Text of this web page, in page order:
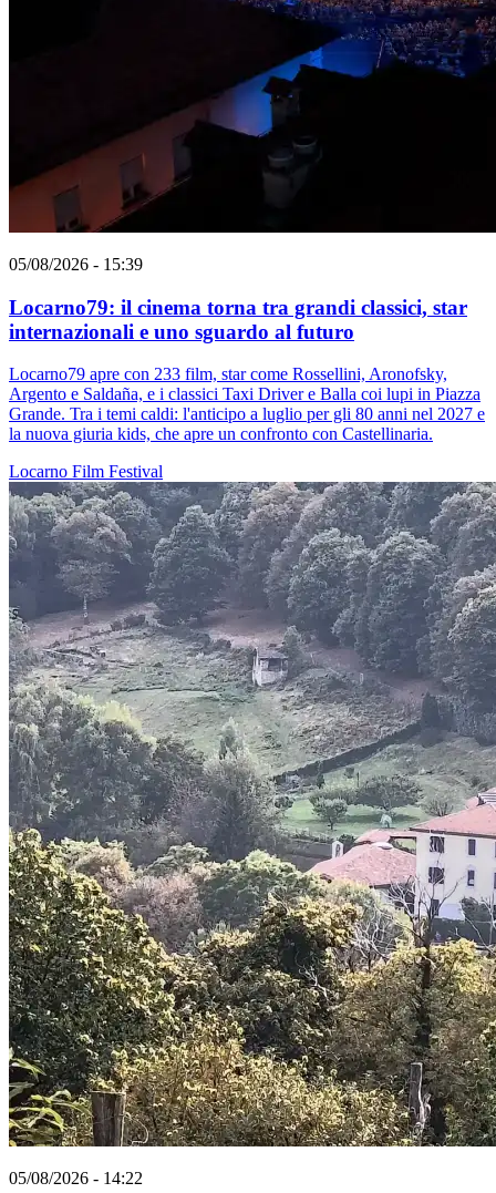
05/08/2026 - 15:39
Locarno79: il cinema torna tra grandi classici, star
internazionali e uno sguardo al futuro
Locarno79 apre con 233 film, star come Rossellini, Aronofsky,
Argento e Saldaña, e i classici Taxi Driver e Balla coi lupi in Piazza
Grande. Tra i temi caldi: l'anticipo a luglio per gli 80 anni nel 2027 e
la nuova giuria kids, che apre un confronto con Castellinaria.
Locarno Film Festival
05/08/2026 - 14:22